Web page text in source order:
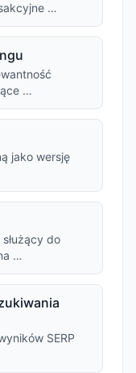
…
…
jako wersję
do
…
SERP